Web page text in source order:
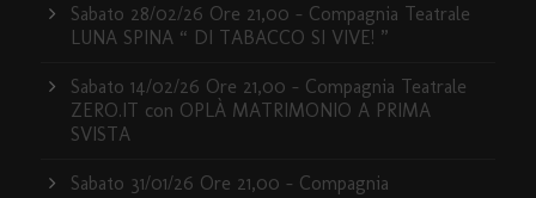
Sabato 28/02/26 Ore 21,00 – Compagnia Teatrale
LUNA SPINA “ DI TABACCO SI VIVE! ”
Sabato 14/02/26 Ore 21,00 – Compagnia Teatrale
ZERO.IT con OPLÀ MATRIMONIO A PRIMA
SVISTA
Sabato 31/01/26 Ore 21,00 – Compagnia